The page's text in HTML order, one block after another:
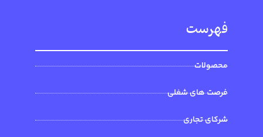
فهرست
محصولات
فرصت های شغلی
شرکای تجاری